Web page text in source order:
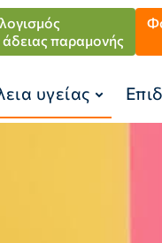
παραμονής
υγείας